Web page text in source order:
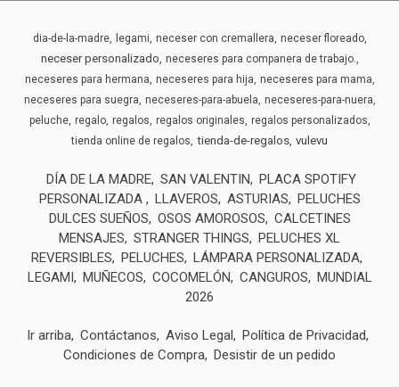
dia-de-la-madre legami neceser con cremallera neceser floreado
neceser personalizado neceseres para companera de trabajo.
neceseres para hermana neceseres para hija neceseres para mama
neceseres para suegra neceseres-para-abuela neceseres-para-nuera
peluche regalo regalos regalos originales regalos personalizados
tienda online de regalos tienda-de-regalos vulevu
DÍA DE LA MADRE SAN VALENTIN
PLACA SPOTIFY
PERSONALIZADA
LLAVEROS ASTURIAS
PELUCHES
DULCES SUEÑOS
OSOS AMOROSOS
CALCETINES
MENSAJES
STRANGER THINGS
PELUCHES XL
REVERSIBLES
PELUCHES
LÁMPARA PERSONALIZADA
LEGAMI
MUÑECOS COCOMELÓN CANGUROS
MUNDIAL
2026
Ir arriba Contáctanos Aviso Legal
Política de Privacidad
Condiciones de Compra Desistir de un pedido